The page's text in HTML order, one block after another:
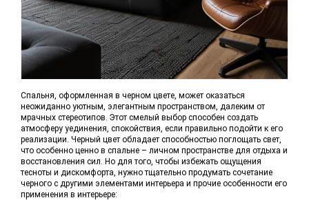
Спальня, оформленная в черном цвете, может оказаться
неожиданно уютным, элегантным пространством, далеким от
мрачных стереотипов. Этот смелый выбор способен создать
атмосферу уединения, спокойствия, если правильно подойти к его
реализации. Черный цвет обладает способностью поглощать свет,
что особенно ценно в спальне – личном пространстве для отдыха и
восстановления сил. Но для того, чтобы избежать ощущения
тесноты и дискомфорта, нужно тщательно продумать сочетание
черного с другими элементами интерьера и прочие особенности его
применения в интерьере: